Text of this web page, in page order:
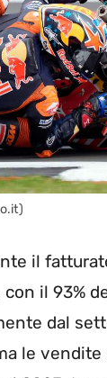
il
il 93%
dal
le vendite